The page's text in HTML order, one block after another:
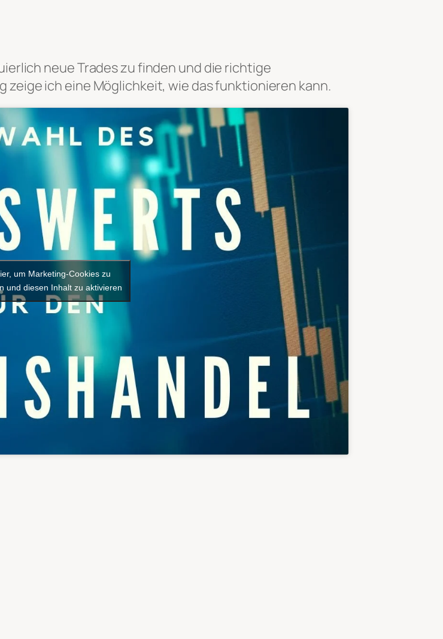
neue Trades zu finden und die richtige
ich eine Möglichkeit, wie das funktionieren kann.
um Marketing-Cookies zu
und diesen Inhalt zu aktivieren